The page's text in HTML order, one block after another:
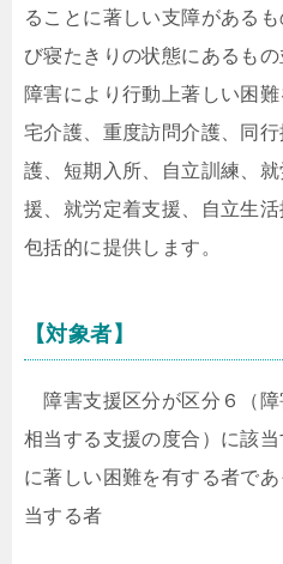
ることに著しい支障がある
び寝たきりの状態にあるも
障害により行動上著しい困
宅介護、重度訪問介護、同
護、短期入所、自立訓練、
援、就労定着支援、自立生
包括的に提供します。
【対象者】
障害支援区分が区分６（障
相当する支援の度合）に該
に著しい困難を有する者で
当する者